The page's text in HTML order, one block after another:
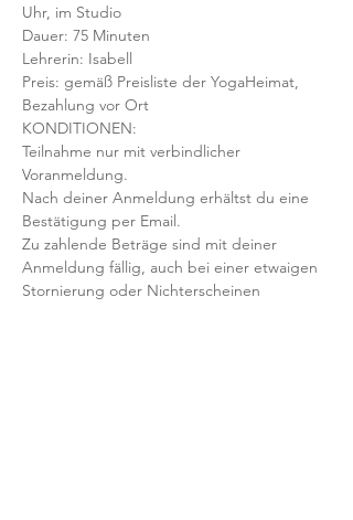
Uhr, im Studio
Dauer: 75 Minuten
Lehrerin: Isabell
Preis: gemäß Preisliste der YogaHeimat,
Bezahlung vor Ort
KONDITIONEN:
Teilnahme nur mit verbindlicher
Voranmeldung.
Nach deiner Anmeldung erhältst du eine
Bestätigung per Email.
Zu zahlende Beträge sind mit deiner
Anmeldung fällig, auch bei einer etwaigen
Stornierung oder Nichterscheinen